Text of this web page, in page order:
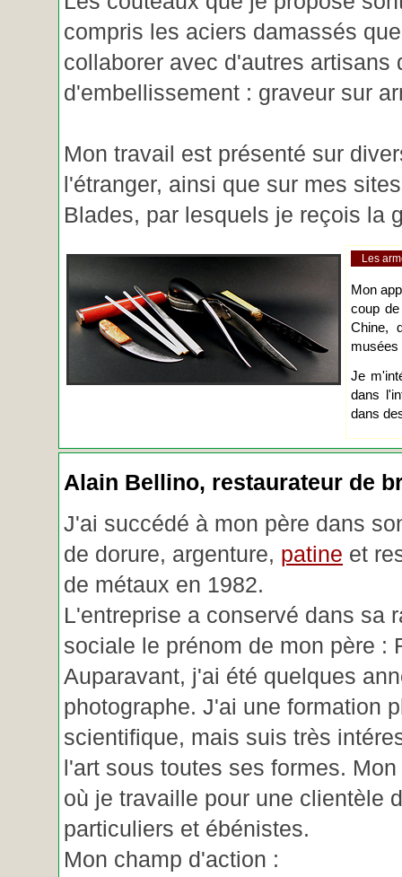
compris les aciers damassés
collaborer avec d'autres artisans
d'embellissement : graveur sur
Mon travail est présenté sur
l'étranger, ainsi que sur mes
Blades, par lesquels je reçois la
Les
Mon
coup
Chine,
musées
Je
dans
dans
Alain Bellino, restaurateur de
J'ai succédé à mon père dans
de dorure, argenture, patine et
de métaux en 1982.
L'entreprise a conservé dans sa
sociale le prénom de mon père :
Auparavant, j'ai été quelques
photographe. J'ai une formation
scientifique, mais suis très
l'art sous toutes ses formes.
où je travaille pour une clientèle
particuliers et ébénistes.
Mon champ d'action :